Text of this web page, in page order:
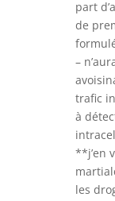
part
de
–
trafic
à
**j’en
les